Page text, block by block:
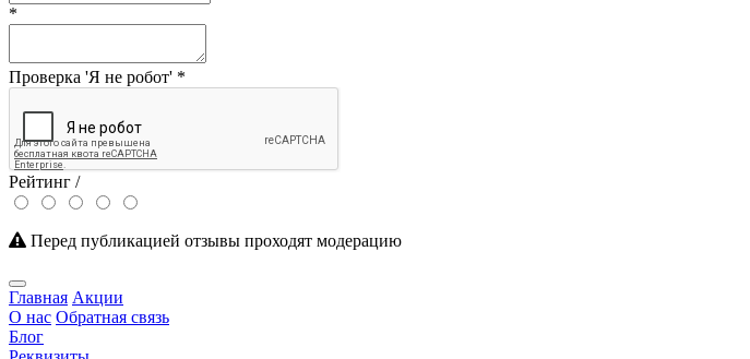
*
Проверка 'Я не робот' *
Рейтинг /
Перед публикацией отзывы проходят модерацию
Главная Акции
О нас Обратная связь
Блог